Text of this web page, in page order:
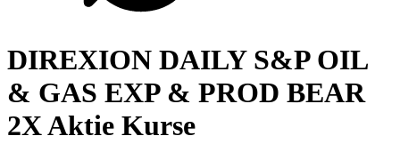
DIREXION DAILY S&P OIL
& GAS EXP & PROD BEAR
2X Aktie Kurse